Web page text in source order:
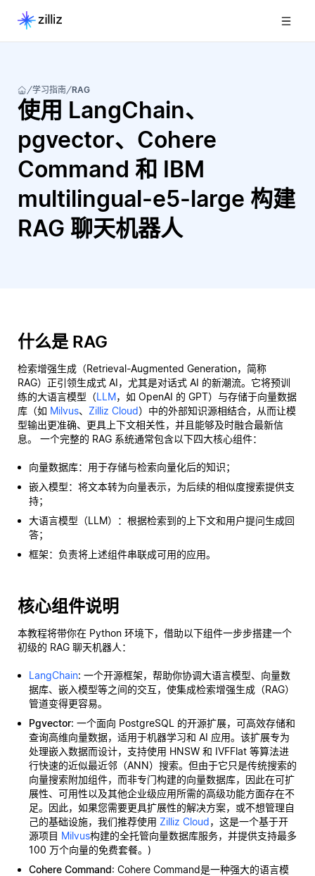
学习指南 RAG
使用 LangChain、
pgvector、Cohere
Command 和 IBM
multilingual-e5-large 构建
RAG 聊天机器人
什么是 RAG
检索增强生成（Retrieval-Augmented Generation，简称
RAG）正引领生成式 AI，尤其是对话式 AI 的新潮流。它将预训
练的大语言模型（LLM，如 OpenAI 的 GPT）与存储于向量数据
库（如 Milvus、 Zilliz Cloud）中的外部知识源相结合，从而让模
型输出更准确、更具上下文相关性，并且能够及时融合最新信
息。 一个完整的 RAG 系统通常包含以下四大核心组件：
向量数据库：用于存储与检索向量化后的知识；
嵌入模型：将文本转为向量表示，为后续的相似度搜索提供支
持；
大语言模型（LLM）：根据检索到的上下文和用户提问生成回
答；
框架：负责将上述组件串联成可用的应用。
核心组件说明
本教程将带你在 Python 环境下，借助以下组件一步步搭建一个
初级的 RAG 聊天机器人：
LangChain: 一个开源框架，帮助你协调大语言模型、向量数
据库、嵌入模型等之间的交互，使集成检索增强生成（RAG）
管道变得更容易。
Pgvector: 一个面向 PostgreSQL 的开源扩展，可高效存储和
查询高维向量数据，适用于机器学习和 AI 应用。该扩展专为
处理嵌入数据而设计，支持使用 HNSW 和 IVFFlat 等算法进
行快速的近似最近邻（ANN）搜索。但由于它只是传统搜索的
向量搜索附加组件，而非专门构建的向量数据库，因此在可扩
展性、可用性以及其他企业级应用所需的高级功能方面存在不
足。因此，如果您需要更具扩展性的解决方案，或不想管理自
己的基础设施，我们推荐使用 Zilliz Cloud，这是一个基于开
源项目 Milvus构建的全托管向量数据库服务，并提供支持最多
100 万个向量的免费套餐。)
Cohere Command: Cohere Command是一种强大的语言模